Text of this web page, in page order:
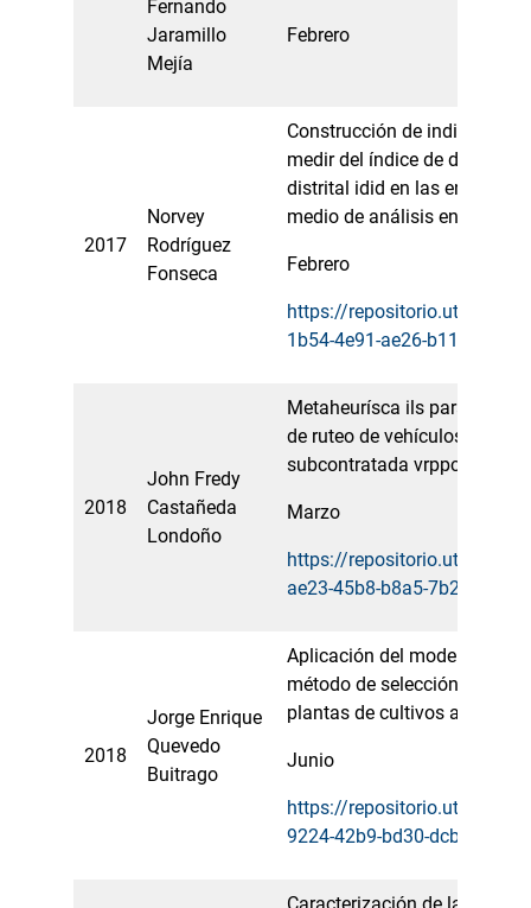
Fernando
Jaramillo
Mejía
Febrero
2017
Norvey
Rodríguez
Fonseca
Construcción de indicador
medir del índice de
distrital idid en las
medio de análisis
Febrero
https://
1b54-4e91-ae26-
2018
John Fredy
Castañeda
Londoño
Metaheurísca ils para la
de ruteo de vehículos con
subcontratada vrppc.
Marzo
https://
ae23-45b8-b8a5-
2018
Jorge Enrique
Quevedo
Buitrago
Aplicación del modelo
método de selección en
plantas de cultivos anuales
Junio
https://
9224-42b9-bd30-